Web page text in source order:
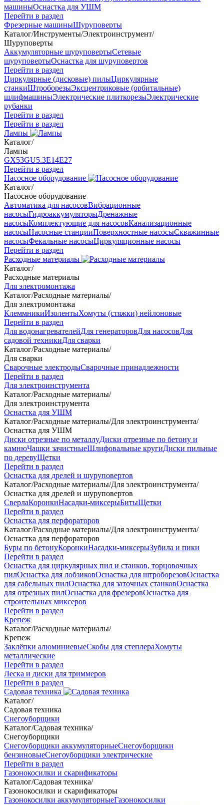
машиныОснастка для УШМ
Перейти в раздел
Фрезерные машиныШуруповерты
Каталог/Инструменты/Электроинструмент/
Шуруповерты
Аккумуляторные шуруповертыСетевые
шуруповертыОснастка для шуруповертов
Перейти в раздел
Циркулярные (дисковые) пилыЦиркулярные
станкиШтроборезыЭксцентриковые (орбитальные)
шлифмашиныЭлектрические плиткорезыЭлектрические
рубанки
Перейти в раздел
Перейти в раздел
Лампы
Каталог/
Лампы
GX53GU5.3Е14Е27
Перейти в раздел
Насосное оборудование
Каталог/
Насосное оборудование
Автоматика для насосовВибрационные
насосыГидроаккумуляторыДренажные
насосыКомплектующие для насосовКанализационные
насосыНасосные станцииПоверхностные насосыСкважинные
насосыФекальные насосыЦиркуляционные насосы
Перейти в раздел
Расходные материалы
Каталог/
Расходные материалы
Для электромонтажа
Каталог/Расходные материалы/
Для электромонтажа
КлеммникиИзолентыХомуты (стяжки) нейлоновые
Перейти в раздел
Для водонагревателейДля генераторовДля насосовДля
садовой техникиДля сварки
Каталог/Расходные материалы/
Для сварки
Сварочные электродыСварочные принадлежности
Перейти в раздел
Для электроинструмента
Каталог/Расходные материалы/
Для электроинструмента
Оснастка для УШМ
Каталог/Расходные материалы/Для электроинструмента/
Оснастка для УШМ
Диски отрезные по металлуДиски отрезные по бетону и
камнюЧашки зачистныеШлифовальные кругиДиски пильные
по деревуЩетки
Перейти в раздел
Оснастка для дрелей и шуруповертов
Каталог/Расходные материалы/Для электроинструмента/
Оснастка для дрелей и шуруповертов
СверлаКоронкиНасадки-миксерыБитыЩетки
Перейти в раздел
Оснастка для перфораторов
Каталог/Расходные материалы/Для электроинструмента/
Оснастка для перфораторов
Буры по бетонуКоронкиНасадки-миксерыЗубила и пики
Перейти в раздел
Оснастка для циркулярных пил и станков, торцовочных
пилОснастка для лобзиковОснастка для штроборезовОснастка
для сабельных пилОснастка для заточных станковОснастка
для отрезных пилОснастка для фрезеровОснастка для
строительных миксеров
Перейти в раздел
Крепеж
Каталог/Расходные материалы/
Крепеж
Заклёпки алюминиевыеСкобы для степлераХомуты
металлические
Перейти в раздел
Леска и диски для триммеров
Перейти в раздел
Садовая техника
Каталог/
Садовая техника
Снегоуборщики
Каталог/Садовая техника/
Снегоуборщики
Снегоуборщики аккумуляторныеСнегоуборщики
бензиновыеСнегоуборщики электрические
Перейти в раздел
Газонокосилки и скарификаторы
Каталог/Садовая техника/
Газонокосилки и скарификаторы
Газонокосилки аккумуляторныеГазонокосилки